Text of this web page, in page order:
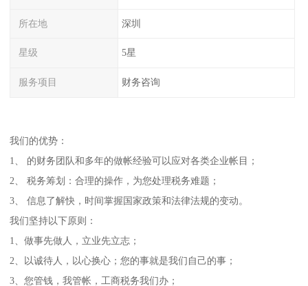
所在地 深圳
星级 5星
服务项目 财务咨询
我们的优势：
1、 的财务团队和多年的做帐经验可以应对各类企业帐目；
2、 税务筹划：合理的操作，为您处理税务难题；
3、 信息了解快，时间掌握国家政策和法律法规的变动。
我们坚持以下原则：
1、做事先做人，立业先立志；
2、以诚待人，以心换心；您的事就是我们自己的事；
3、您管钱，我管帐，工商税务我们办；